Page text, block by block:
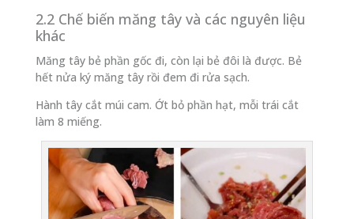
2.2 Chế biến măng tây và các nguyên liệu
khác
Măng tây bẻ phần gốc đi, còn lại bẻ đôi là được. Bẻ
hết nửa ký măng tây rồi đem đi rửa sạch.
Hành tây cắt múi cam. Ớt bỏ phần hạt, mỗi trái cắt
làm 8 miếng.